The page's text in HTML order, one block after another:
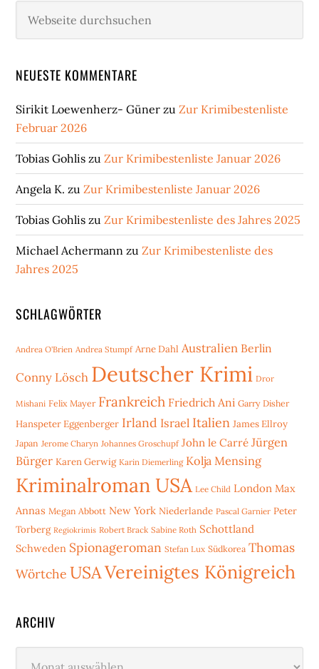
durchsuchen
NEUESTE KOMMENTARE
Sirikit Loewenherz- Güner zuZur Krimibestenliste
Februar 2026
Tobias Gohlis zuZur Krimibestenliste Januar 2026
Angela K. zuZur Krimibestenliste Januar 2026
Tobias Gohlis zuZur Krimibestenliste des Jahres 2025
Michael Achermann zuZur Krimibestenliste des
Jahres 2025
SCHLAGWÖRTER
Andrea O'Brien Andrea Stumpf Arne Dahl Australien Berlin
Conny Lösch Deutscher Krimi Dror
Mishani Felix Mayer Frankreich Friedrich Ani Garry Disher
Hanspeter Eggenberger Irland Israel Italien James Ellroy
Japan Jerome Charyn Johannes Groschupf John le Carré Jürgen
Bürger Karen Gerwig Karin Diemerling Kolja Mensing
Kriminalroman USA Lee Child London Max
Annas Megan Abbott New York Niederlande Pascal Garnier Peter
Torberg Regiokrimis Robert Brack Sabine Roth Schottland
Schweden Spionageroman Stefan Lux Südkorea Thomas
Wörtche USAVereinigtes Königreich
ARCHIV